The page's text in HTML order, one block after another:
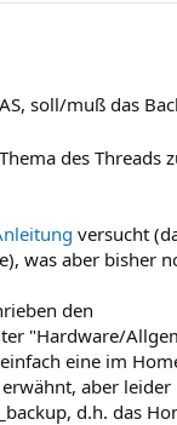
soll/muß das
des Threads
versucht
was aber bisher
den
"Hardware/
eine im
aber leider
d.h. das